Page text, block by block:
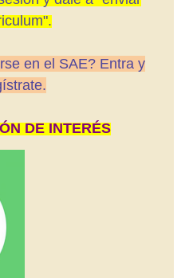
en el SAE? Entra y
DE INTERÉS